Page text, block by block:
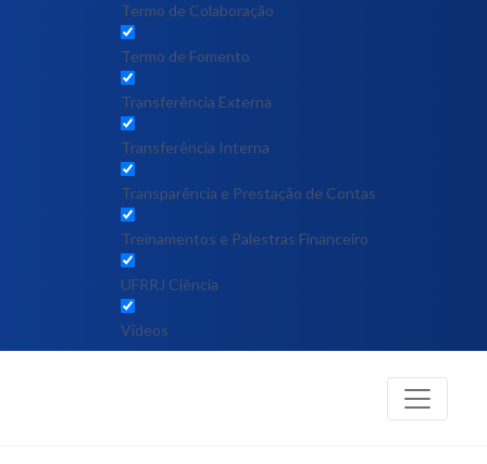
Termo de Colaboração
Termo de Fomento
Transferência Externa
Transferência Interna
Transparência e Prestação de Contas
Treinamentos e Palestras Financeiro
UFRRJ Ciência
Vídeos